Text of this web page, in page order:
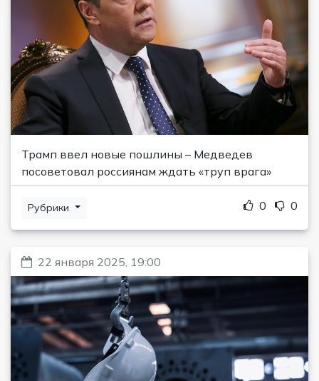
Трамп ввел новые пошлины – Медведев
посоветовал россиянам ждать «труп врага»
Рубрики 0 0
22 января 2025, 19:00